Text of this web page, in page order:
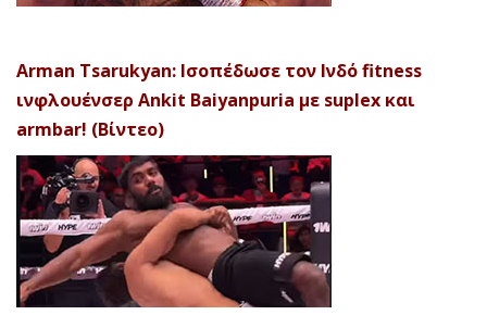
Arman Tsarukyan: Ισοπέδωσε τον Ινδό fitness
ινφλουένσερ Ankit Baiyanpuria με suplex και
armbar! (Βίντεο)